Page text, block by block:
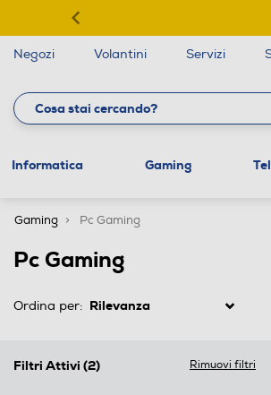
Negozi Volantini Servizi
Informatica Gaming
Gaming Pc Gaming
Pc Gaming
Ordina per:
Filtri Attivi (2) Rimuovi filtri